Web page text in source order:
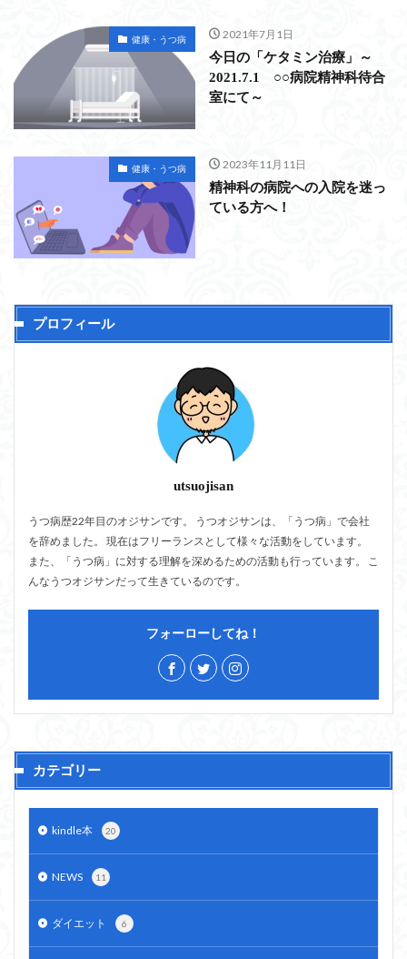
健康・うつ病 2021年7月1日
今日の「ケタミン治療」～
2021.7.1 ○○病院精神科待合
室にて～
健康・うつ病 2023年11月11日
精神科の病院への入院を迷っ
ている方へ！
プロフィール
utsuojisan
うつ病歴22年目のオジサンです。 うつオジサンは、「うつ病」で会社
を辞めました。 現在はフリーランスとして様々な活動をしています。
また、「うつ病」に対する理解を深めるための活動も行っています。 こ
んなうつオジサンだって生きているのです。
フォーローしてね！
カテゴリー
kindle本 20
NEWS 11
ダイエット 6